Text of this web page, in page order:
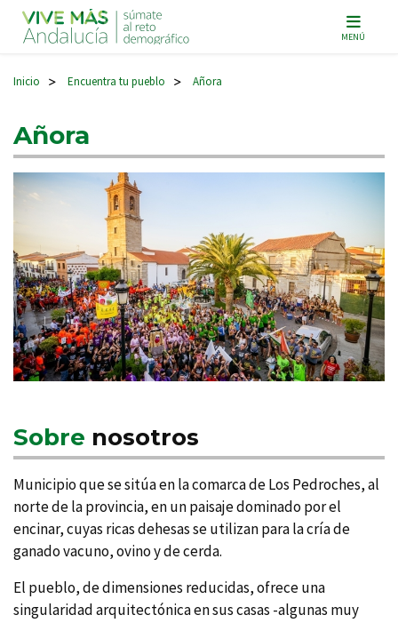
Navegación principal MENÚ
Inicio > Encuentra tu pueblo > Añora
Añora
Sobre nosotros
Municipio que se sitúa en la comarca de Los Pedroches, al
norte de la provincia, en un paisaje dominado por el
encinar, cuyas ricas dehesas se utilizan para la crí­a de
ganado vacuno, ovino y de cerda.
El pueblo, de dimensiones reducidas, ofrece una
singularidad arquitectónica en sus casas -algunas muy